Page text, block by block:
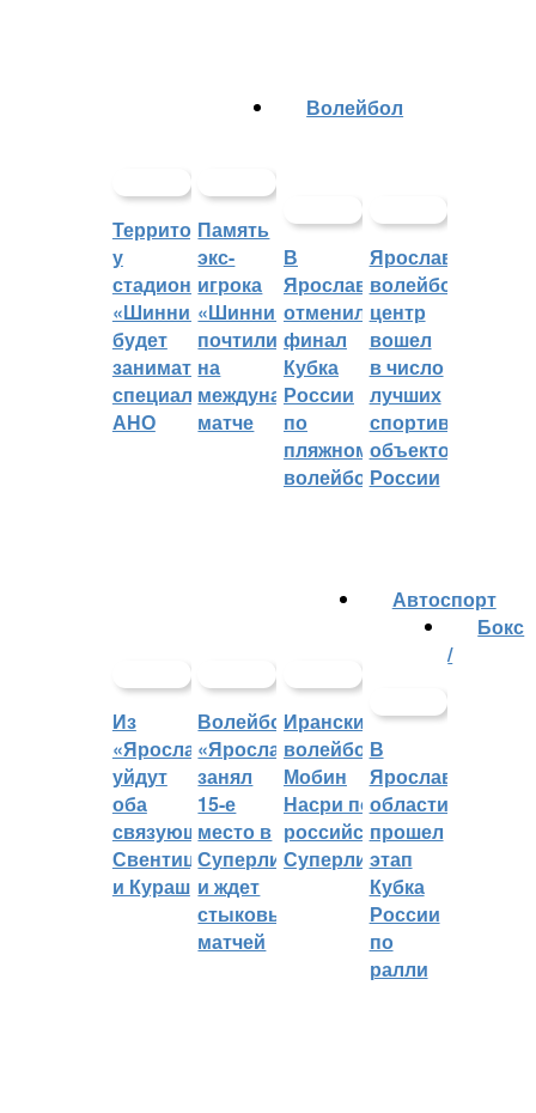
Территорией
у
стадиона
«Шинник»
будет
заниматься
специальное
АНО
Память
экс-
игрока
«Шинника»
почтили
на
международном
матче
Волейбол
В
Ярославле
отменили
финал
Кубка
России
по
пляжному
волейболу
Ярославский
волейбольный
центр
вошел
в число
лучших
спортивных
объектов
России
Из
«Ярославича»
уйдут
оба
связующих:
Свентицкис
и Кураш
Волейбольный
«Ярославич»
занял
15-е
место в
Суперлиге
и ждет
стыковых
матчей
Иранский
волейболист
Мобин
Насри покинет
российскую
Суперлигу
Автоспорт
В
Ярославской
области
прошел
этап
Кубка
России
по
ралли
Бокс
/